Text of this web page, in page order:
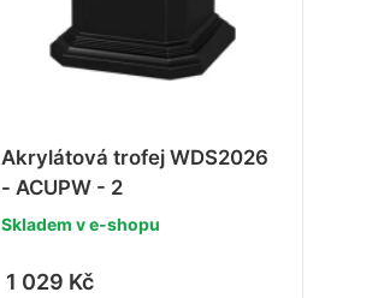
Akrylátová trofej WDS2026
- ACUPW - 2
Skladem v e-shopu
1 029 Kč